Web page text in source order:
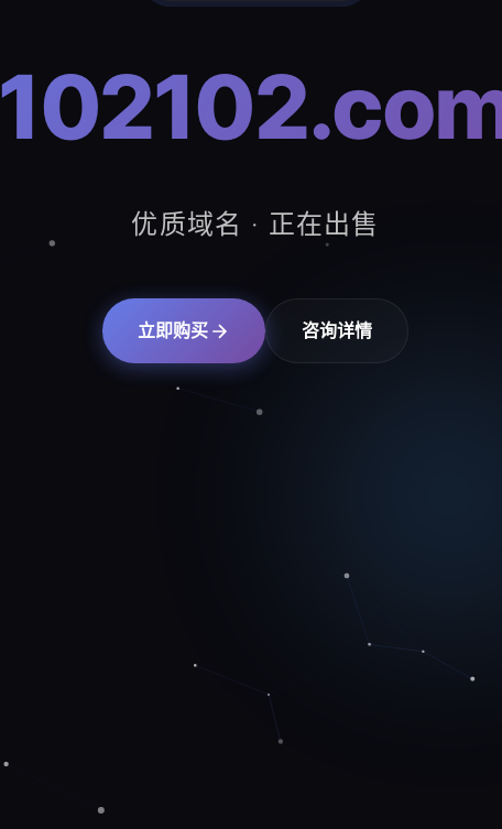
优质域名 · 正在出售
立即购买 咨询详情